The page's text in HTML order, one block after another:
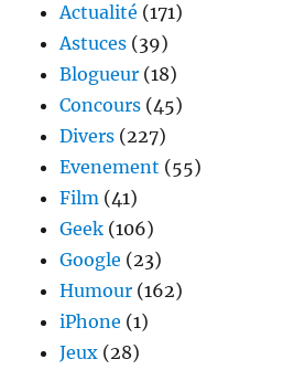
Actualité (171)
Astuces (39)
Blogueur (18)
Concours (45)
Divers (227)
Evenement (55)
Film (41)
Geek (106)
Google (23)
Humour (162)
iPhone (1)
Jeux (28)